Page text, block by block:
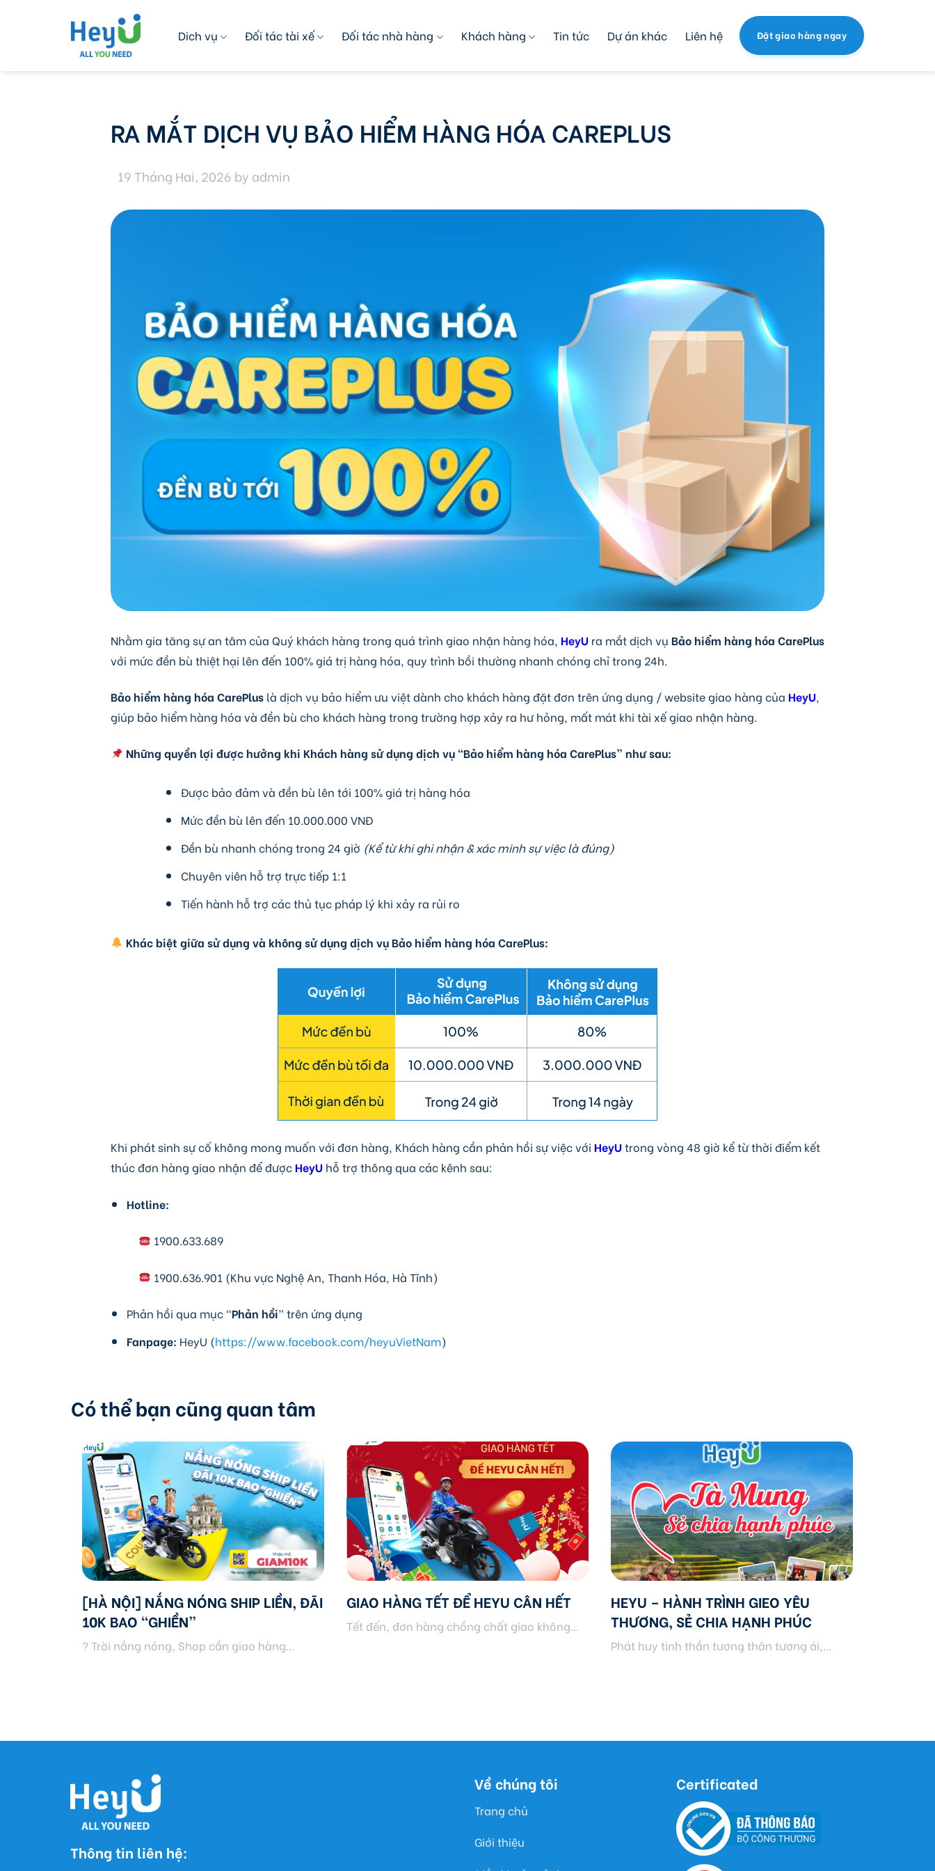
Dich vụ Đối tác tài xế Đối tác nhà hàng Khách hàng Tin tức Dự án khác Liên hệ Đặt giao hàng ngay
RA MẮT DỊCH VỤ BẢO HIỂM HÀNG HÓA CAREPLUS
19 Tháng Hai, 2026 by admin
Nhằm gia tăng sự an tâm của Quý khách hàng trong quá trình giao nhận hàng hóa, HeyU ra mắt dịch vụ Bảo hiểm hàng hóa CarePlus
với mức đền bù thiệt hại lên đến 100% giá trị hàng hóa, quy trình bồi thường nhanh chóng chỉ trong 24h.
Bảo hiểm hàng hóa CarePlus là dịch vụ bảo hiểm ưu việt dành cho khách hàng đặt đơn trên ứng dụng / website giao hàng của HeyU,
giúp bảo hiểm hàng hóa và đền bù cho khách hàng trong trường hợp xảy ra hư hỏng, mất mát khi tài xế giao nhận hàng.
Những quyền lợi được hưởng khi Khách hàng sử dụng dịch vụ “Bảo hiểm hàng hóa CarePlus” như sau:
Được bảo đảm và đền bù lên tới 100% giá trị hàng hóa
Mức đền bù lên đến 10.000.000 VNĐ
Đền bù nhanh chóng trong 24 giờ (Kể từ khi ghi nhận & xác minh sự việc là đúng)
Chuyên viên hỗ trợ trực tiếp 1:1
Tiến hành hỗ trợ các thủ tục pháp lý khi xảy ra rủi ro
Khác biệt giữa sử dụng và không sử dụng dịch vụ Bảo hiểm hàng hóa CarePlus:
Khi phát sinh sự cố không mong muốn với đơn hàng, Khách hàng cần phản hồi sự việc với HeyU trong vòng 48 giờ kể từ thời điểm kết
thúc đơn hàng giao nhận để đượcHeyU hỗ trợ thông qua các kênh sau:
Hotline:
1900.633.689
1900.636.901 (Khu vực Nghệ An, Thanh Hóa, Hà Tĩnh)
Phản hồi qua mục “Phản hồi” trên ứng dụng
Fanpage: HeyU (https://www.facebook.com/heyuVietNam)
Có thể bạn cũng quan tâm
[HÀ NỘI] NẮNG NÓNG SHIP LIỀN, ĐÃI
10K BAO “GHIỀN”
? Trời nắng nóng, Shop cần giao hàng...
GIAO HÀNG TẾT ĐỂ HEYU CÂN HẾT
Tết đến, đơn hàng chồng chất giao không...
HEYU – HÀNH TRÌNH GIEO YÊU
THƯƠNG, SẺ CHIA HẠNH PHÚC
Phát huy tinh thần tương thân tương ái,...
Thông tin liên hệ:
Về chúng tôi
Trang chủ
Giới thiệu
Certificated